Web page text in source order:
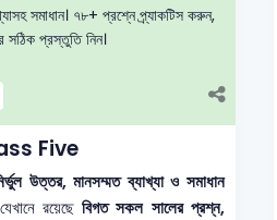
সমাধান। ৭৮+ প্রশ্নে প্র্যাকটিস করুন,
সঠিক প্রস্তুতি নিন।
Five
উত্তর, মানসম্মত ব্যাখ্যা ও সমাধান
রয়েছেবিগত সকল সালের প্রশ্ন,